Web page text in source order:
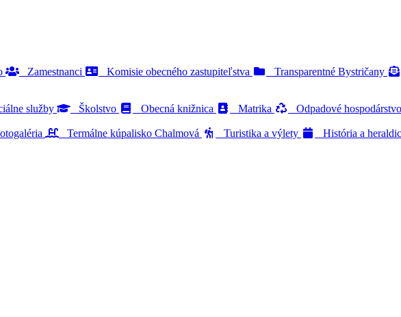
Zamestnanci Komisie obecného zastupiteľstva Transparentné Bystričany
služby Školstvo Obecná knižnica Matrika Odpadové hospodárstvo
Termálne kúpalisko Chalmová Turistika a výlety História a